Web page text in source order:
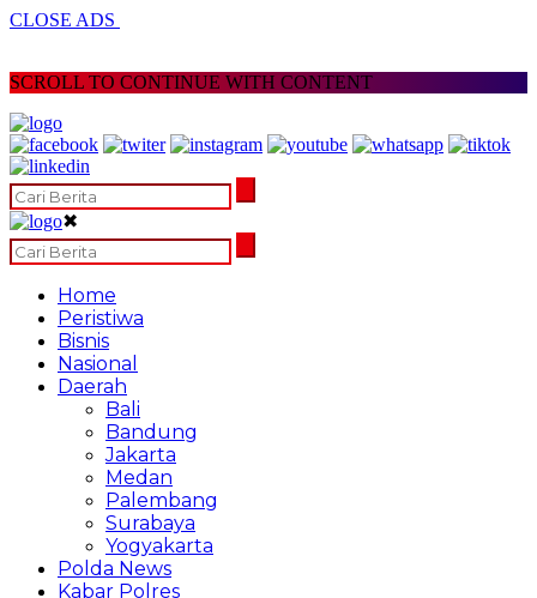
CLOSE ADS
SCROLL TO CONTINUE WITH CONTENT
✖
Home
Peristiwa
Bisnis
Nasional
Daerah
Bali
Bandung
Jakarta
Medan
Palembang
Surabaya
Yogyakarta
Polda News
Kabar Polres